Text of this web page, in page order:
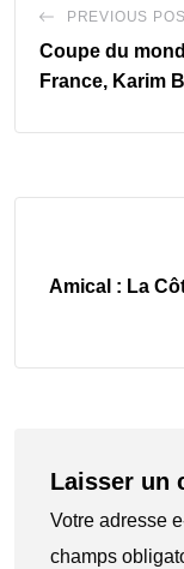
PREVIOUS
Coupe du
France, Karim
Amical : La
Laisser un
Votre adresse
champs